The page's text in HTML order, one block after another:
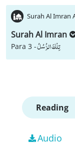
Surah Al Imran
Surah Al Imran
Para 3 -تِلْكَ الرُّسُلُ
Reading
Audio